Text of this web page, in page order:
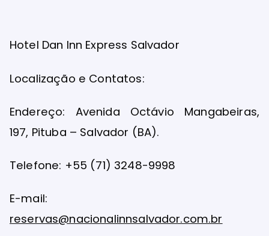
Hotel Dan Inn Express Salvador
Localização e Contatos:
Endereço: Avenida Octávio Mangabeiras,
197, Pituba – Salvador (BA).
Telefone: +55 (71) 3248-9998
E-mail:
reservas@nacionalinnsalvador.com.br